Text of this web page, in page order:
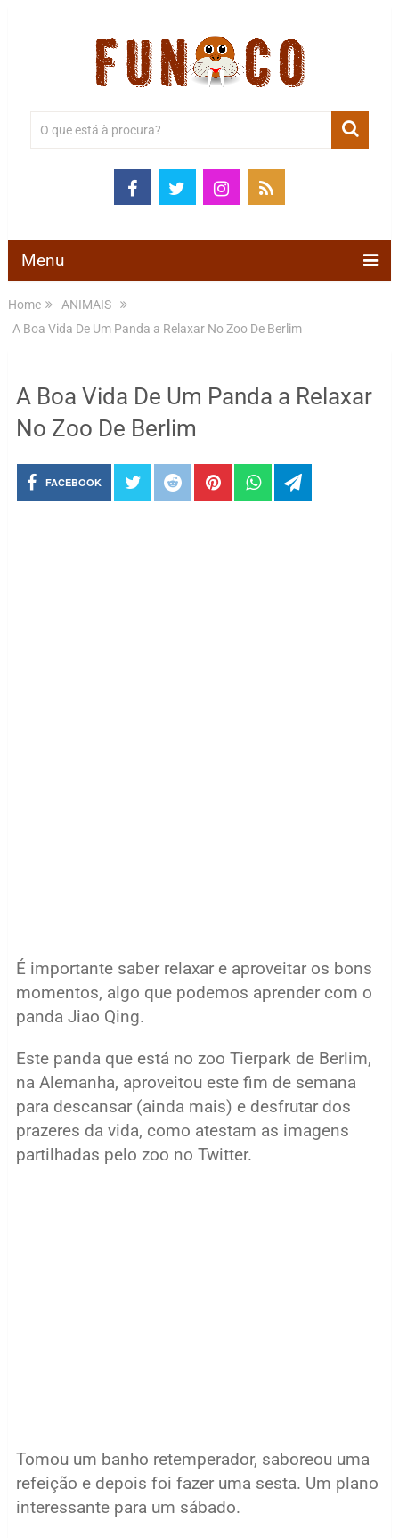
Menu
Home
ANIMAIS
A Boa Vida De Um Panda a Relaxar No Zoo De Berlim
A Boa Vida De Um Panda a Relaxar
No Zoo De Berlim
FACEBOOK
É importante saber relaxar e aproveitar os bons
momentos, algo que podemos aprender com o
panda Jiao Qing.
Este panda que está no zoo Tierpark de Berlim,
na Alemanha, aproveitou este fim de semana
para descansar (ainda mais) e desfrutar dos
prazeres da vida, como atestam as imagens
partilhadas pelo zoo no Twitter.
Tomou um banho retemperador, saboreou uma
refeição e depois foi fazer uma sesta. Um plano
interessante para um sábado.